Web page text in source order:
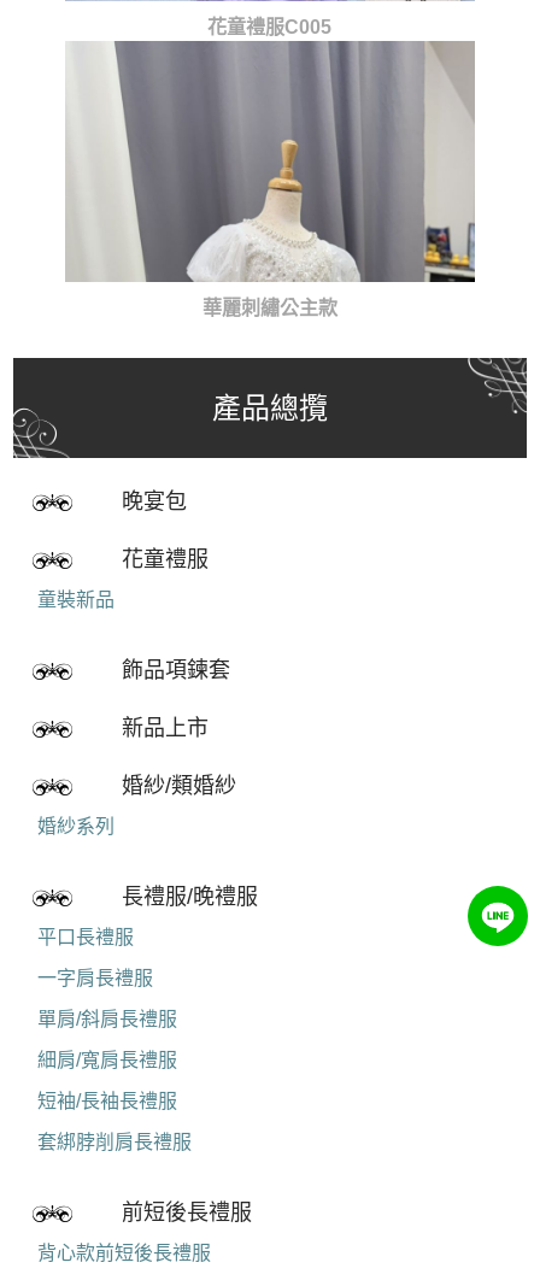
花童禮服C005
華麗刺繡公主款
產品總攬
晚宴包
花童禮服
童裝新品
飾品項鍊套
新品上市
婚紗/類婚紗
婚紗系列
長禮服/晚禮服
平口長禮服
一字肩長禮服
單肩/斜肩長禮服
細肩/寬肩長禮服
短袖/長袖長禮服
套綁脖削肩長禮服
前短後長禮服
背心款前短後長禮服